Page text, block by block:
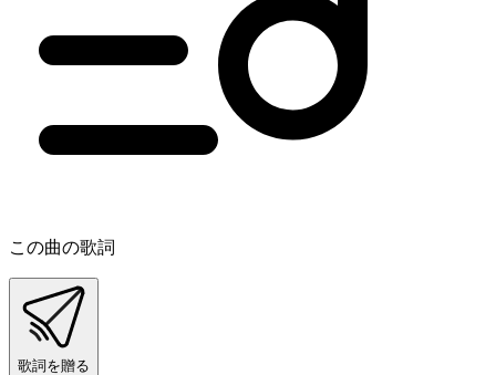
この曲の歌詞
歌詞を贈る